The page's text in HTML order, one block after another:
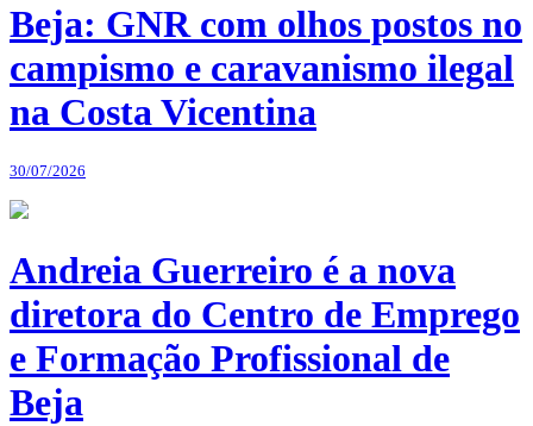
Beja: GNR com olhos postos no
campismo e caravanismo ilegal
na Costa Vicentina
30/07/2026
Andreia Guerreiro é a nova
diretora do Centro de Emprego
e Formação Profissional de
Beja